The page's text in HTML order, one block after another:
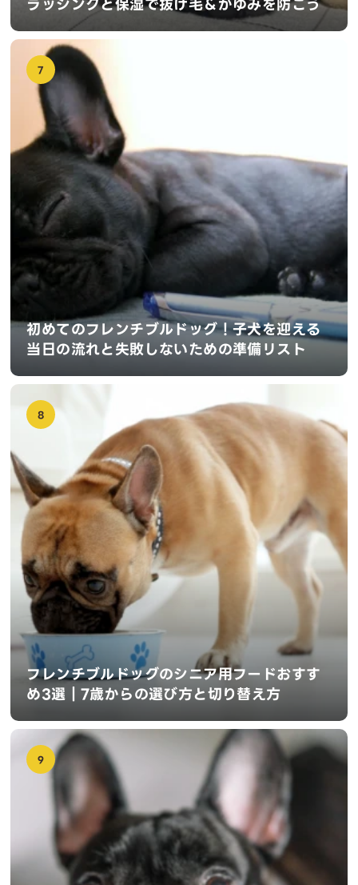
ラッシングと保湿で抜け毛＆かゆみを防ごう
7
初めてのフレンチブルドッグ！子犬を迎える
当日の流れと失敗しないための準備リスト
8
フレンチブルドッグのシニア用フードおすす
め3選｜7歳からの選び方と切り替え方
9